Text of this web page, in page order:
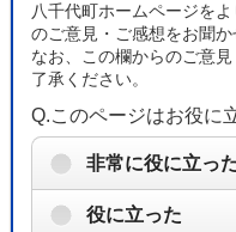
八千代町ホームページを
のご意見・ご感想をお聞か
なお、この欄からのご意
了承ください。
Q.このページはお役に
非常に役に立っ
役に立った